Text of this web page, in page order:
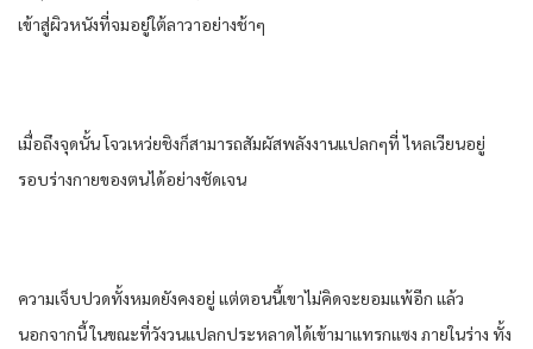
เข้าสู่ผิวหนังที่จมอยู่ใต้ลาวาอย่างช้าๆ
เมื่อถึงจุดนั้น โจวเหว่ยชิงก็สามารถสัมผัสพลังงานแปลกๆที่ ไหลเวียนอยู่
รอบร่างกายของตนได้อย่างชัดเจน
ความเจ็บปวดทั้งหมดยังคงอยู่ แต่ตอนนี้เขาไม่คิดจะยอมแพ้อีก แล้ว
นอกจากนี้ ในขณะที่วังวนแปลกประหลาดได้เข้ามาแทรกแซง ภายในร่าง ทั้ง